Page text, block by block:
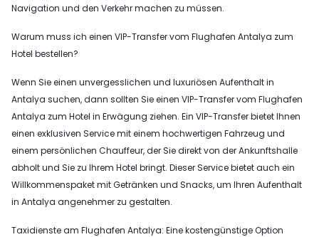
Navigation und den Verkehr machen zu müssen.
Warum muss ich einen VIP-Transfer vom Flughafen Antalya zum
Hotel bestellen?
Wenn Sie einen unvergesslichen und luxuriösen Aufenthalt in
Antalya suchen, dann sollten Sie einen VIP-Transfer vom Flughafen
Antalya zum Hotel in Erwägung ziehen. Ein VIP-Transfer bietet Ihnen
einen exklusiven Service mit einem hochwertigen Fahrzeug und
einem persönlichen Chauffeur, der Sie direkt von der Ankunftshalle
abholt und Sie zu Ihrem Hotel bringt. Dieser Service bietet auch ein
Willkommenspaket mit Getränken und Snacks, um Ihren Aufenthalt
in Antalya angenehmer zu gestalten.
Taxidienste am Flughafen Antalya: Eine kostengünstige Option